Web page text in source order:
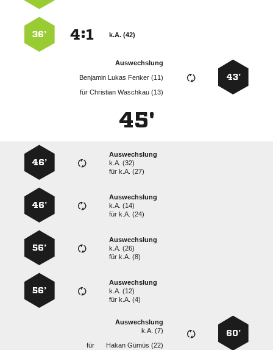
k.A. (42)
:
36’
43’
Auswechslung
   
für  
45'
Auswechslung
k.A. (32)
fürk.A. (27)
46’
Auswechslung
k.A. (14)
fürk.A. (24)
46’
Auswechslung
k.A. (26)
fürk.A. (8)
56’
Auswechslung
k.A. (12)
fürk.A. (4)
56’
60’
Auswechslung
k.A. (7)
für
  